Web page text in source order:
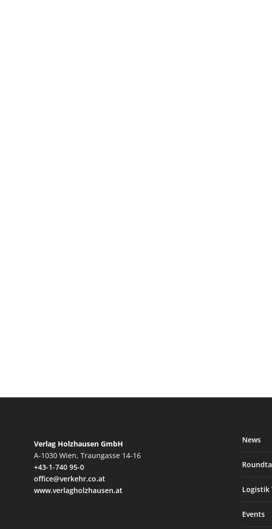
Verlag Holzhausen GmbH
A-1030 Wien, Traungasse 14-16
+43-1-740 95-0
office@verkehr.co.at
www.verlagholzhausen.at
News
Logistik
Events